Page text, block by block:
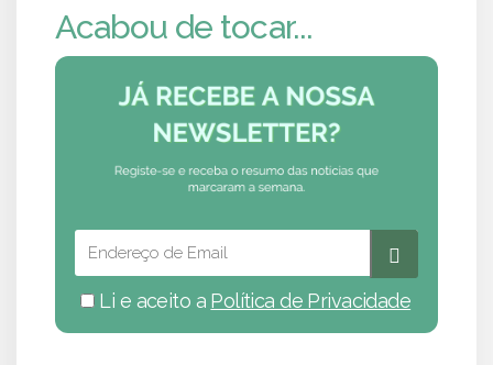
Acabou de tocar...
Li e aceito a Política de Privacidade